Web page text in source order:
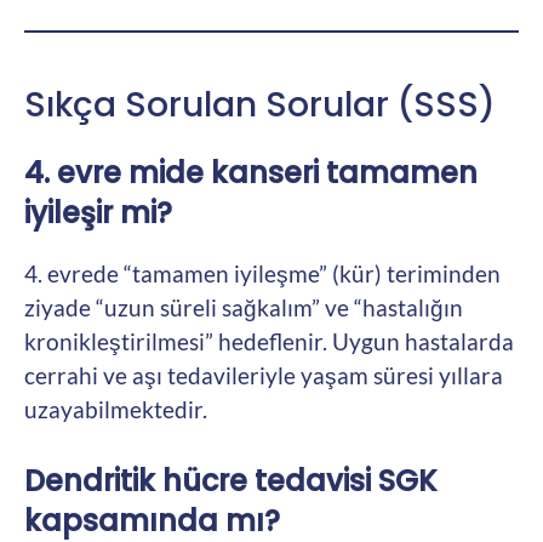
Sıkça Sorulan Sorular (SSS)
4. evre mide kanseri tamamen
iyileşir mi?
4. evrede “tamamen iyileşme” (kür) teriminden
ziyade “uzun süreli sağkalım” ve “hastalığın
kronikleştirilmesi” hedeflenir. Uygun hastalarda
cerrahi ve aşı tedavileriyle yaşam süresi yıllara
uzayabilmektedir.
Dendritik hücre tedavisi SGK
kapsamında mı?